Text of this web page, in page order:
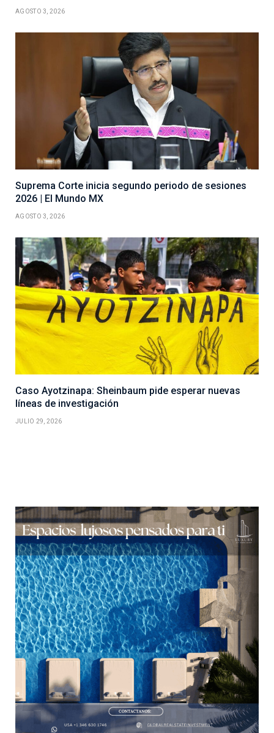
AGOSTO 3, 2026
Suprema Corte inicia segundo periodo de sesiones
2026 | El Mundo MX
AGOSTO 3, 2026
Caso Ayotzinapa: Sheinbaum pide esperar nuevas
líneas de investigación
JULIO 29, 2026